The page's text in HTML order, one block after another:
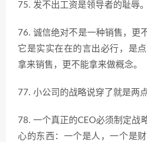
75. 发不出工资是领导者的耻辱。
76. 诚信绝对不是一种销售，更
它是实实在在的言出必行，是
拿来销售，更不能拿来做概念。
77. 小公司的战略说穿了就是两
78. 一个真正的CEO必须制定战
心的东西：一个是人，一个是